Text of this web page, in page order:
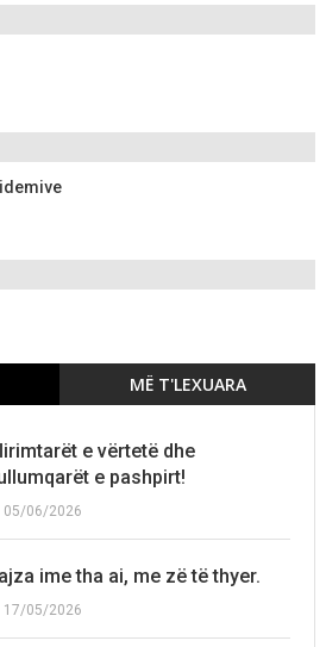
MË T'LEXUARA
e vërtetë dhe
e pashpirt!
05/06/2026
ime tha ai, me zë të thyer.
17/05/2026